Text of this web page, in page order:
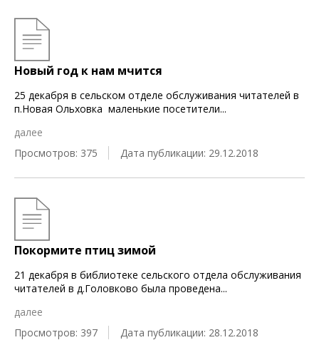
Новый год к нам мчится
25 декабря в сельском отделе обслуживания читателей в
п.Новая Ольховка маленькие посетители...
далее
Просмотров: 375
Дата публикации: 29.12.2018
Покормите птиц зимой
21 декабря в библиотеке сельского отдела обслуживания
читателей в д.Головково была проведена...
далее
Просмотров: 397
Дата публикации: 28.12.2018